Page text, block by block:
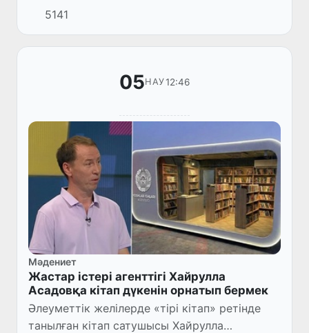
реформаларға арналған “Юрт қайғусида 365
кун” атты кітаптың тұсаукесері...
5141
05НАУ12:46
Мәдениет
Жастар істері агенттігі Хайрулла
Асадовқа кітап дүкенін орнатып бермек
Әлеуметтік желілерде «тірі кітап» ретінде
танылған кітап сатушысы Хайрулла